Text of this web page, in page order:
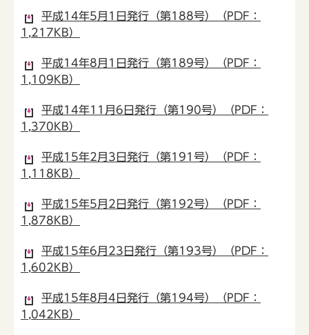
平成14年5月1日発行（第188号）（PDF：
1,217KB）
平成14年8月1日発行（第189号）（PDF：
1,109KB）
平成14年11月6日発行（第190号）（PDF：
1,370KB）
平成15年2月3日発行（第191号）（PDF：
1,118KB）
平成15年5月2日発行（第192号）（PDF：
1,878KB）
平成15年6月23日発行（第193号）（PDF：
1,602KB）
平成15年8月4日発行（第194号）（PDF：
1,042KB）